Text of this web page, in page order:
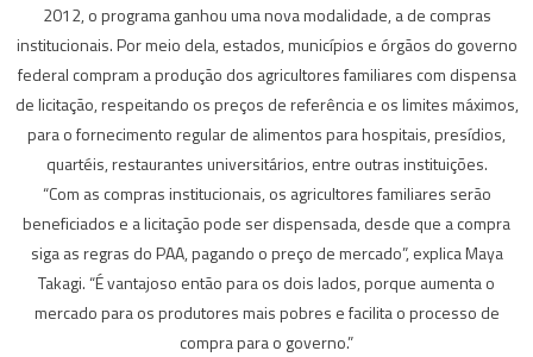
2012, o programa ganhou uma nova modalidade, a de compras
institucionais. Por meio dela, estados, municípios e órgãos do governo
federal compram a produção dos agricultores familiares com dispensa
de licitação, respeitando os preços de referência e os limites máximos,
para o fornecimento regular de alimentos para hospitais, presídios,
quartéis, restaurantes universitários, entre outras instituições.
“Com as compras institucionais, os agricultores familiares serão
beneficiados e a licitação pode ser dispensada, desde que a compra
siga as regras do PAA, pagando o preço de mercado”, explica Maya
Takagi. “É vantajoso então para os dois lados, porque aumenta o
mercado para os produtores mais pobres e facilita o processo de
compra para o governo.”